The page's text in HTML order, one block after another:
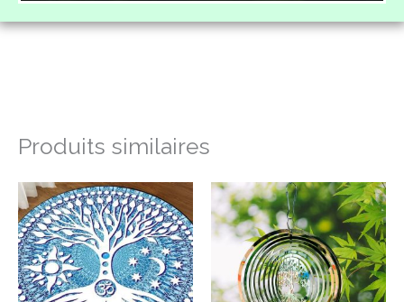
Produits similaires
Plage
de
prix :
21,99€
à
96,99€